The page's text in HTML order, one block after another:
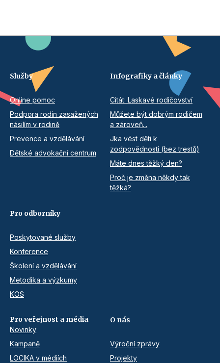
Služby
Online pomoc
Podpora rodin zasažených
násilím v rodině
Prevence a vzdělávání
Dětské advokační centrum
Infografiky a články
Citát: Laskavé rodičovství
Můžete být dobrým rodičem
a zároveň...
Jka vést děti k
zodpovědnosti (bez trestů)
Máte dnes těžký den?
Proč je změna někdy tak
těžká?
Pro odborníky
Poskytované služby
Konference
Školení a vzdělávání
Metodika a výzkumy
KOS
Pro veřejnost a média
Novinky
Kampaně
LOCIKA v médiích
O nás
Výroční zprávy
Projekty